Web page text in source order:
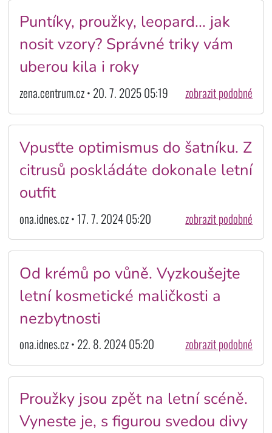
Puntíky, proužky, leopard... jak
nosit vzory? Správné triky vám
uberou kila i roky
zena.centrum.cz • 20. 7. 2025 05:19 zobrazit podobné
Vpusťte optimismus do šatníku. Z
citrusů poskládáte dokonale letní
outfit
ona.idnes.cz • 17. 7. 2024 05:20 zobrazit podobné
Od krémů po vůně. Vyzkoušejte
letní kosmetické maličkosti a
nezbytnosti
ona.idnes.cz • 22. 8. 2024 05:20 zobrazit podobné
Proužky jsou zpět na letní scéně.
Vyneste je, s figurou svedou divy